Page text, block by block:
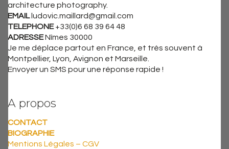
architecture photography.
EMAIL ludovic.maillard@gmail.com
TELEPHONE+33(0)6 68 39 64 48
ADRESSENîmes 30000
Je me déplace partout en France, et très souvent à
Montpellier, Lyon, Avignon et Marseille.
Envoyer un SMS pour une réponse rapide !
A propos
CONTACT
BIOGRAPHIE
Mentions Légales – CGV